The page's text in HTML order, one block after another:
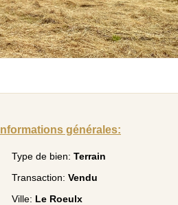
Informations générales:
Type de bien: Terrain
Transaction: Vendu
Ville: Le Roeulx